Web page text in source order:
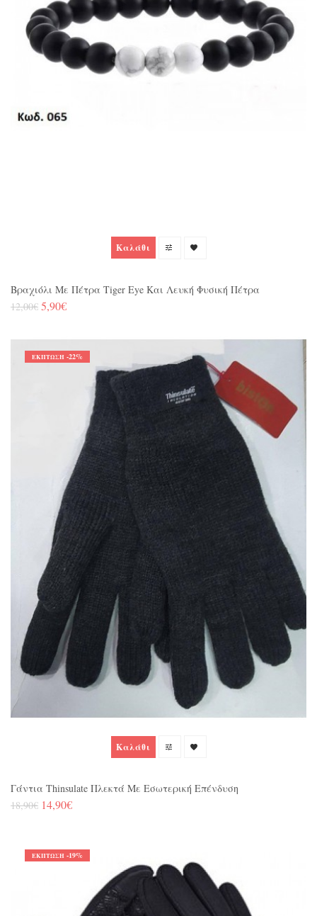
Καλάθι
Βραχιόλι Με Πέτρα Tiger Eye Και Λευκή Φυσική Πέτρα
12,00€ 5,90€
ΈΚΠΤΩΣΗ -22%
Καλάθι
Γάντια Thinsulate Πλεκτά Με Εσωτερική Επένδυση
18,90€ 14,90€
ΈΚΠΤΩΣΗ -19%